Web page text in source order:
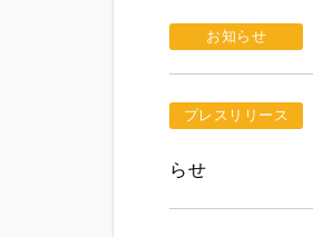
お知らせ
プレスリリース
らせ